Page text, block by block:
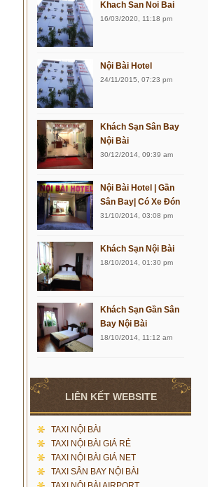
Khach San Noi Bai
16/03/2020, 11:18 pm
Nội Bài Hotel
24/11/2015, 07:23 pm
Khách Sạn Sân Bay
Nội Bài
30/12/2014, 09:39 am
Nội Bài Hotel | Gần
Sân Bay| Có Xe Đón
31/10/2014, 03:08 pm
Khách Sạn Nội Bài
18/10/2014, 01:30 pm
Khách Sạn Gần Sân
Bay Nội Bài
18/10/2014, 11:12 am
LIÊN KẾT WEBSITE
TAXI NỘI BÀI
TAXI NỘI BÀI GIÁ RẺ
TAXI NỘI BÀI GIÁ NET
TAXI SÂN BAY NỘI BÀI